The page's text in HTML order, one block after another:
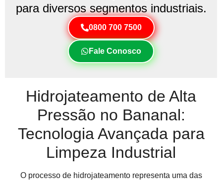
para diversos segmentos industriais.
0800 700 7500
Fale Conosco
Hidrojateamento de Alta
Pressão no Bananal:
Tecnologia Avançada para
Limpeza Industrial
O processo de hidrojateamento representa uma das